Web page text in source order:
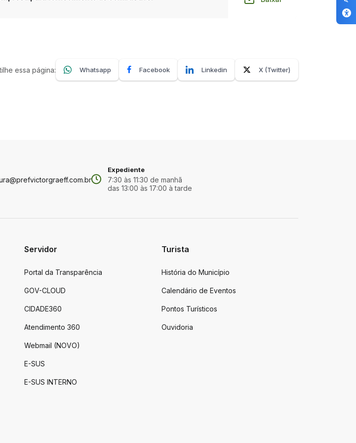
essa página: Whatsapp Facebook Linkedin X (Twitter)
Expediente
7:30 às 11:30 de manhã
das 13:00 às 17:00 à tarde
Servidor
Portal da Transparência
GOV-CLOUD
CIDADE360
Atendimento 360
Webmail (NOVO)
E-SUS
E-SUS INTERNO
Turista
História do Município
Calendário de Eventos
Pontos Turísticos
Ouvidoria